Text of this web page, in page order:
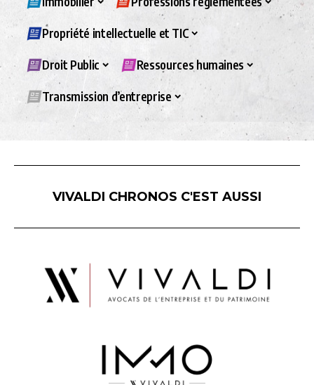
Propriété intellectuelle et TIC
Droit Public Ressources humaines
Transmission d’entreprise
VIVALDI CHRONOS C'EST AUSSI